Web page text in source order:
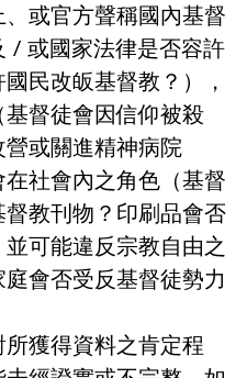
或官方聲稱國內基督
/ 或國家法律是否容許
民改皈基督教？），
督徒會因信仰被殺
或關進精神病院
社會內之角色（基督
教刊物？印刷品會否
可能違反宗教自由之
會否受反基督徒勢力
所獲得資料之肯定程